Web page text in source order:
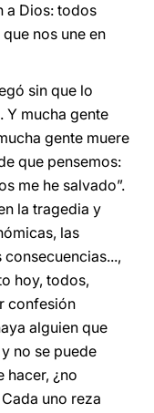
a Dios: todos
nos une en
sin que lo
Y mucha gente
gente muere
que pensemos:
me he salvado”.
la tragedia y
las
hoy, todos,
confesión
alguien que
no se puede
hacer, ¿no
uno reza